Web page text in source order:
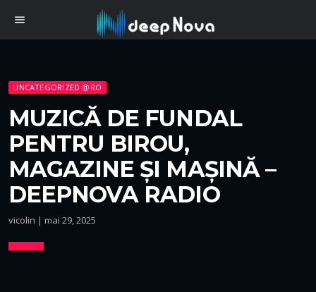
menu
UNCATEGORIZED @RO
MUZICĂ DE FUNDAL
PENTRU BIROU,
MAGAZINE ȘI MAȘINĂ –
DEEPNOVA RADIO
vicolin | mai 29, 2025